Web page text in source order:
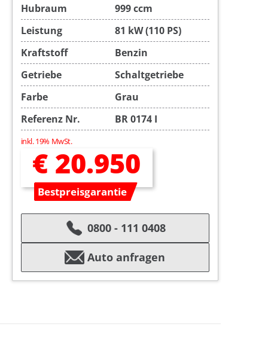
Hubraum
999 ccm
Leistung
81 kW (110 PS)
Kraftstoff
Benzin
Getriebe
Schaltgetriebe
Farbe
Grau
Referenz Nr.
BR 0174 I
inkl. 19% MwSt.
€ 20.950
Bestpreisgarantie
0800 - 111 0408
Auto anfragen